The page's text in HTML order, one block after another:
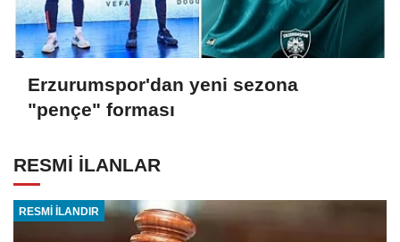
Erzurumspor'dan yeni sezona
"pençe" forması
RESMİ İLANLAR
RESMİ İLANDIR